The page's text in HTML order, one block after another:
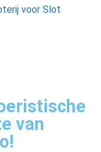
voor Slot
van